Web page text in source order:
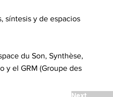
síntesis y de espacios
du Son, Synthèse,
y el GRM (Groupe des